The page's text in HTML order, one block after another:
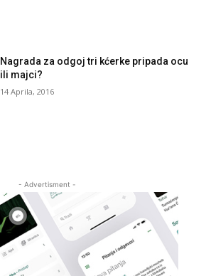
Nagrada za odgoj tri kćerke pripada ocu
ili majci?
14 Aprila, 2016
- Advertisment -